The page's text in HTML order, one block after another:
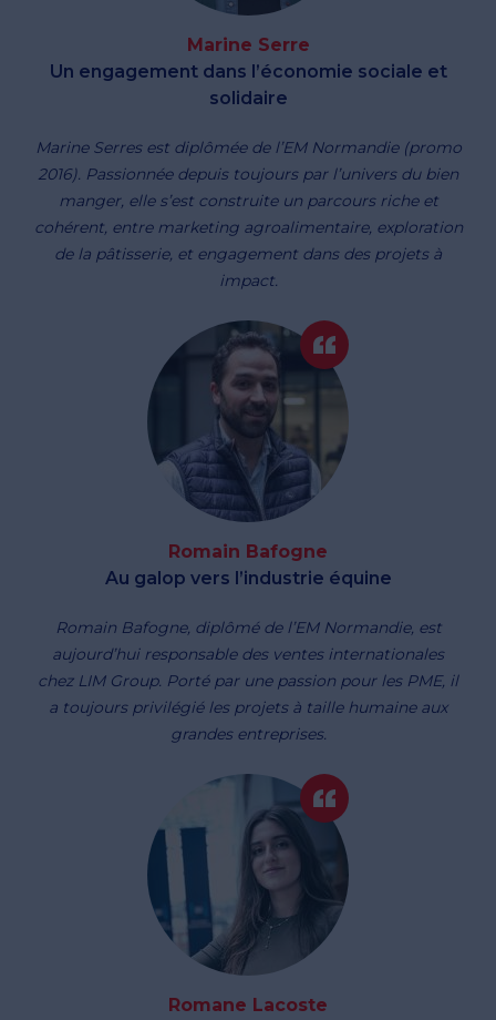
Marine Serre
Un engagement dans l’économie sociale et
solidaire
Marine Serres est diplômée de l’EM Normandie (promo
2016). Passionnée depuis toujours par l’univers du bien
manger, elle s’est construite un parcours riche et
cohérent, entre marketing agroalimentaire, exploration
de la pâtisserie, et engagement dans des projets à
impact.
Romain Bafogne
Au galop vers l’industrie équine
Romain Bafogne, diplômé de l’EM Normandie, est
aujourd’hui responsable des ventes internationales
chez LIM Group. Porté par une passion pour les PME, il
a toujours privilégié les projets à taille humaine aux
grandes entreprises.
Romane Lacoste